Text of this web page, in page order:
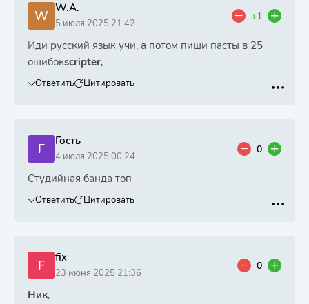
W W.A.
5 июля 2025 21:42
+1
Иди русский язык учи, а потом пиши пасты в 25
ошибокscripter,
Ответить Цитировать
Г Гость
4 июля 2025 00:24
0
Студийная банда топ
Ответить Цитировать
F fix
23 июня 2025 21:36
0
Ник,